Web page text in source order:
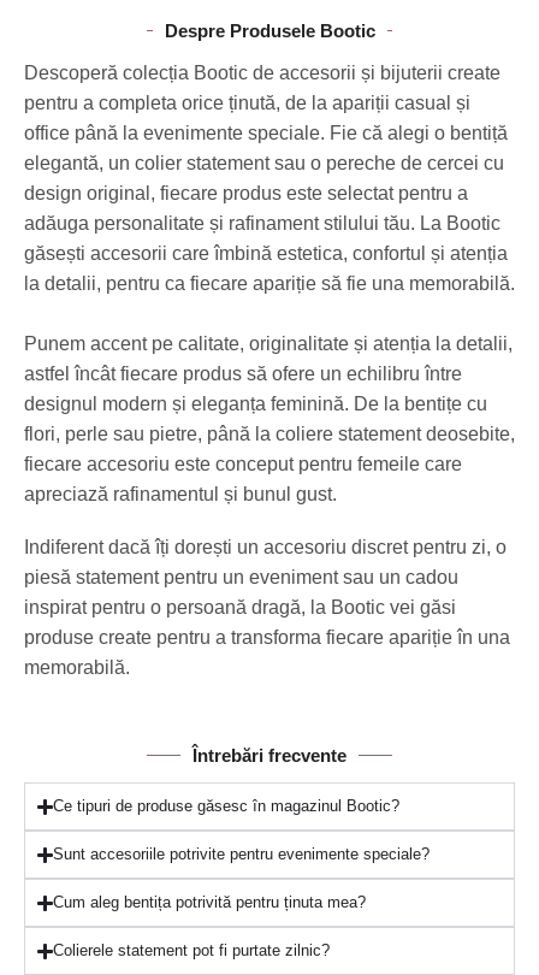
Despre Produsele Bootic
Descoperă colecția Bootic de accesorii și bijuterii create
pentru a completa orice ținută, de la apariții casual și
office până la evenimente speciale. Fie că alegi o bentiță
elegantă, un colier statement sau o pereche de cercei cu
design original, fiecare produs este selectat pentru a
adăuga personalitate și rafinament stilului tău. La Bootic
găsești accesorii care îmbină estetica, confortul și atenția
la detalii, pentru ca fiecare apariție să fie una memorabilă.
Punem accent pe calitate, originalitate și atenția la detalii,
astfel încât fiecare produs să ofere un echilibru între
designul modern și eleganța feminină. De la bentițe cu
flori, perle sau pietre, până la coliere statement deosebite,
fiecare accesoriu este conceput pentru femeile care
apreciază rafinamentul și bunul gust.
Indiferent dacă îți dorești un accesoriu discret pentru zi, o
piesă statement pentru un eveniment sau un cadou
inspirat pentru o persoană dragă, la Bootic vei găsi
produse create pentru a transforma fiecare apariție în una
memorabilă.
Întrebări frecvente
Ce tipuri de produse găsesc în magazinul Bootic?
Sunt accesoriile potrivite pentru evenimente speciale?
Cum aleg bentița potrivită pentru ținuta mea?
Colierele statement pot fi purtate zilnic?